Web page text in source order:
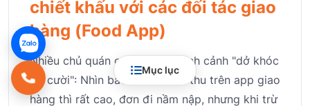
Mục lục
chiết khấu với các đối tác giao
hàng (Food App)
Nhiều chủ quán cafe rơi vào tình cảnh "dở khóc
dở cười": Nhìn báo cáo doanh thu trên app giao
hàng thì rất cao, đơn đi nầm nập, nhưng khi trừ